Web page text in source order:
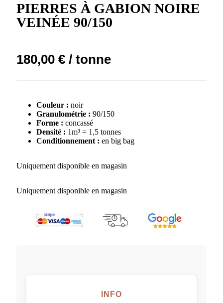
PIERRES À GABION NOIRE
VEINÉE 90/150
180,00 € / tonne
Couleur : noir
Granulométrie : 90/150
Forme : concassé
Densité : 1m³ = 1,5 tonnes
Conditionnement : en big bag
Uniquement disponible en magasin
Uniquement disponible en magasin
INFO